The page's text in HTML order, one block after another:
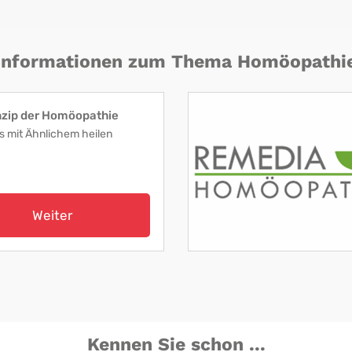
zum Thema
der Homöopathie
mit Ähnlichem heilen
Weiter
Kennen Sie schon ...